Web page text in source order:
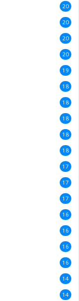
20
20
20
20
19
18
18
18
18
18
17
17
17
16
16
16
16
14
14